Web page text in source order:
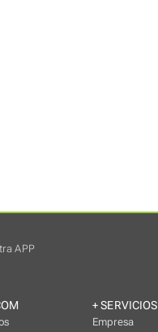
+ SERVICIOS
Empresa
APP